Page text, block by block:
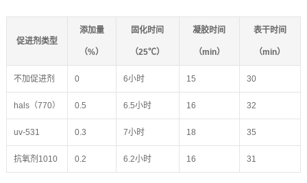
促进剂类型
添加量
（%）
固化时间
（25℃）
凝胶时间
（min）
表干时间
（min）
不加促进剂 0 6小时 15 30
hals（770） 0.5 6.5小时 16 32
uv-531 0.3 7小时 18 35
抗氧剂1010 0.2 6.2小时 16 31